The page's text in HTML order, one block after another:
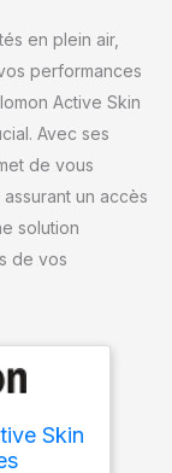
en plein air,
performances
Active Skin
Avec ses
de vous
un accès
solution
de vos
Skin